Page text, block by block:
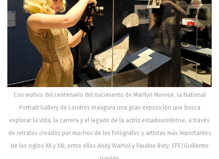
Con motivo del centenario del nacimiento de Marilyn Monroe, la National
Portrait Gallery de Londres inaugura una gran exposición que busca
explorar la vida, la carrera y el legado de la actriz estadounidense, a través
de retratos creados por muchos de los fotógrafos y artistas más importantes
de los siglos XX y XXI, entre ellos Andy Warhol y Pauline Boty. EFE/Guillermo